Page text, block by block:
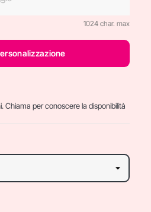
1024 char. max
Chiama per conoscere la disponibilità